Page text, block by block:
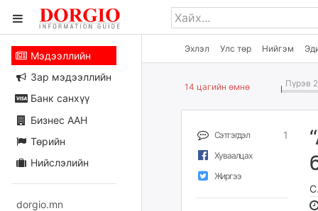
Эхлэл Улс төр Нийгэм
Мэдээллийн
Зар мэдээллийн
Банк санхүү
Бизнес ААН
Төрийн
Нийслэлийн
dorgio.mn
14 цагийн өмнө Пүрэв
Сэтгэгдэл 1
Хуваалцах
Жиргээ